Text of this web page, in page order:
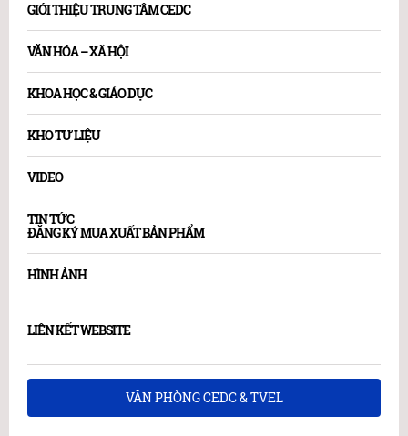
GIỚI THIỆU TRUNG TÂM CEDC
VĂN HÓA – XÃ HỘI
KHOA HỌC & GIÁO DỤC
KHO TƯ LIỆU
VIDEO
TIN TỨC
ĐĂNG KÝ MUA XUẤT BẢN PHẨM
HÌNH ẢNH
LIÊN KẾT WEBSITE
VĂN PHÒNG CEDC & TVEL